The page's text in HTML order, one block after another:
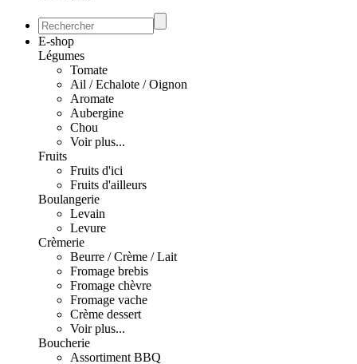
E-shop
Légumes
Tomate
Ail / Echalote / Oignon
Aromate
Aubergine
Chou
Voir plus...
Fruits
Fruits d'ici
Fruits d'ailleurs
Boulangerie
Levain
Levure
Crèmerie
Beurre / Crème / Lait
Fromage brebis
Fromage chèvre
Fromage vache
Crème dessert
Voir plus...
Boucherie
Assortiment BBQ